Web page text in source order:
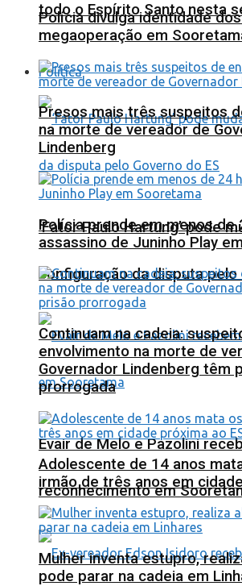
todo o Espírito Santo nesta
Política
‘Fator Paulo Hartung’ pode
configuração da disputa pelo
Evair de Melo e Pazolini
reconhecimento em
Polícia divulga identidade
megaoperação em
Presos mais três suspeitos
na morte de vereador de
Lindenberg
Polícia prende em menos de
assassino de Juninho Play
Continuam na cadeia:
envolvimento na morte de
Governador Lindenberg têm
prorrogada
Adolescente de 14 anos
irmão de três anos em
Mulher inventa estupro,
pode parar na cadeia em